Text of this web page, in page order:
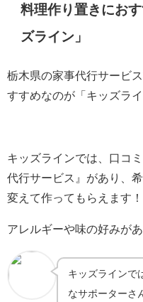
料理作り置きにお
ズライン」
栃木県の家事代行サービ
すすめなのが「キッズライ
キッズラインでは、口コ
代行サービス』があり、
変えて作ってもらえます！
アレルギーや味の好みが
キッズラインで
なサポーターさ